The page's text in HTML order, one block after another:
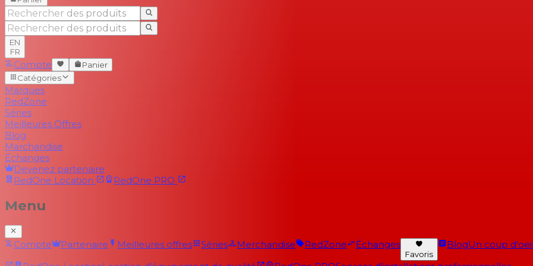
EN
FR
Compte
Panier
Catégories
Marques
RedZone
Séries
Meilleures Offres
Blog
Marchandise
Échanges
Devenez partenaire
RedOne Location RedOne PRO
Menu
Compte Partenaire Meilleures offres Séries Merchandise RedZone Échanges
Favoris
BlogUn coup